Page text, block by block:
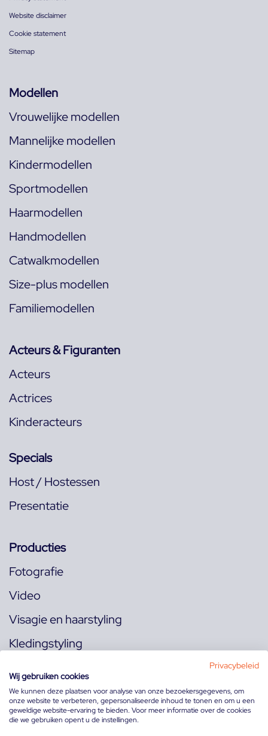
Website disclaimer
Cookie statement
Sitemap
Modellen
Vrouwelijke modellen
Mannelijke modellen
Kindermodellen
Sportmodellen
Haarmodellen
Handmodellen
Catwalkmodellen
Size-plus modellen
Familiemodellen
Acteurs & Figuranten
Acteurs
Actrices
Kinderacteurs
Specials
Host / Hostessen
Presentatie
Producties
Fotografie
Video
Visagie en haarstyling
Kledingstyling
Volg ons op:
Privacybeleid
Wij gebruiken cookies
We kunnen deze plaatsen voor analyse van onze bezoekersgegevens, om
onze website te verbeteren, gepersonaliseerde inhoud te tonen en om u een
geweldige website-ervaring te bieden. Voor meer informatie over de cookies
die we gebruiken opent u de instellingen.